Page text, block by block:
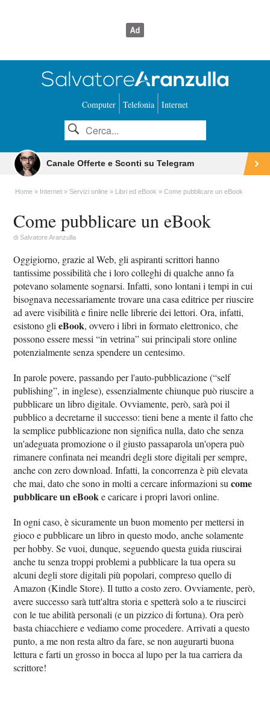
Computer Telefonia Internet
Canale Offerte e Sconti su Telegram
Home Internet Servizi online Libri ed eBook Come pubblicare un eBook
Come pubblicare un eBook
diSalvatore Aranzulla
Oggigiorno, grazie al Web, gli aspiranti scrittori hanno
tantissime possibilità che i loro colleghi di qualche anno fa
potevano solamente sognarsi. Infatti, sono lontani i tempi in cui
bisognava necessariamente trovare una casa editrice per riuscire
ad avere visibilità e finire nelle librerie dei lettori. Ora, infatti,
esistono glieBook, ovvero i libri in formato elettronico, che
possono essere messi “in vetrina” sui principali store online
potenzialmente senza spendere un centesimo.
In parole povere, passando per l'auto-pubblicazione (“self
publishing”, in inglese), essenzialmente chiunque può riuscire a
pubblicare un libro digitale. Ovviamente, però, sarà poi il
pubblico a decretarne il successo: tieni bene a mente il fatto che
la semplice pubblicazione non significa nulla, dato che senza
un'adeguata promozione o il giusto passaparola un'opera può
rimanere confinata nei meandri degli store digitali per sempre,
anche con zero download. Infatti, la concorrenza è più elevata
che mai, dato che sono in molti a cercare informazioni sucome
pubblicare un eBooke caricare i propri lavori online.
In ogni caso, è sicuramente un buon momento per mettersi in
gioco e pubblicare un libro in questo modo, anche solamente
per hobby. Se vuoi, dunque, seguendo questa guida riuscirai
anche tu senza troppi problemi a pubblicare la tua opera su
alcuni degli store digitali più popolari, compreso quello di
Amazon (Kindle Store). Il tutto a costo zero. Ovviamente, però,
avere successo sarà tutt'altra storia e spetterà solo a te riuscirci
con le tue abilità personali (e un pizzico di fortuna). Ora però
basta chiacchiere e vediamo come procedere. Arrivati a questo
punto, a me non resta altro da fare, se non augurarti buona
lettura e farti un grosso in bocca al lupo per la tua carriera da
scrittore!